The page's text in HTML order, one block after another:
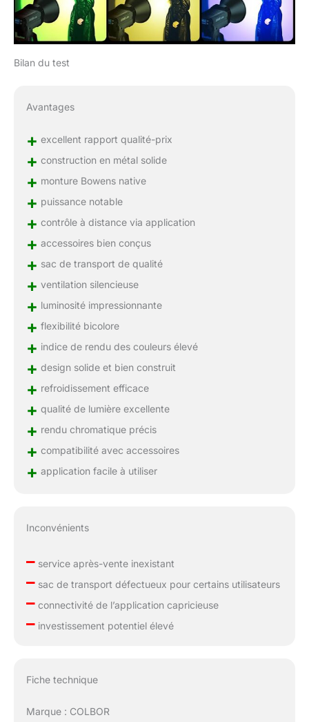
【NATO et Bowens pour
l'utilisation
d'accessoires】La
large gamme de
NATO. 【Soluciones
d'énergie multiples】
intérieur et en extérieur
grâce à son adaptateur
conception de riel NATO.
lorsqu'il n'y a pas
disponible.
Bilan du test
Avantages
+ excellent rapport qualité-prix
+ construction en métal solide
+ monture Bowens native
+ puissance notable
+ contrôle à distance via application
+ accessoires bien conçus
+ sac de transport de qualité
+ ventilation silencieuse
+ luminosité impressionnante
+ flexibilité bicolore
+ indice de rendu des couleurs élevé
+ design solide et bien construit
+ refroidissement efficace
+ qualité de lumière excellente
+ rendu chromatique précis
+ compatibilité avec accessoires
+ application facile à utiliser
Inconvénients
–service après-vente inexistant
–sac de transport défectueux pour certains utilisateurs
–connectivité de l’application capricieuse
–investissement potentiel élevé
Fiche technique
Marque : COLBOR